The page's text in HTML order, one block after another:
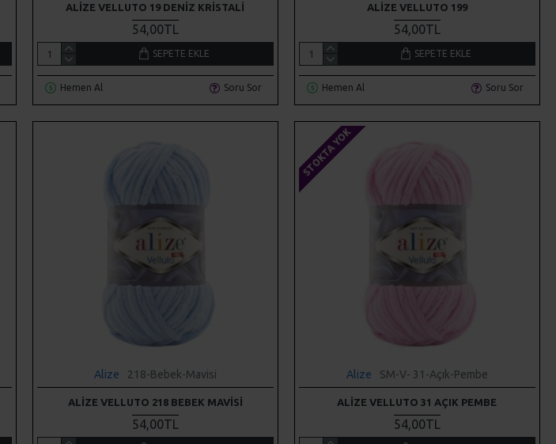
ALIZE VELLUTO 19 DENIZ KRISTALI
54,00TL
SEPETE EKLE
Hemen Al Soru Sor
ALIZE VELLUTO 199
54,00TL
SEPETE EKLE
Hemen Al Soru Sor
Alize 218-Bebek-Mavisi
ALIZE VELLUTO 218 BEBEK MAVISI
54,00TL
STOKTA YOK
Alize SM-V- 31-Açık-Pembe
ALIZE VELLUTO 31 AÇIK PEMBE
54,00TL